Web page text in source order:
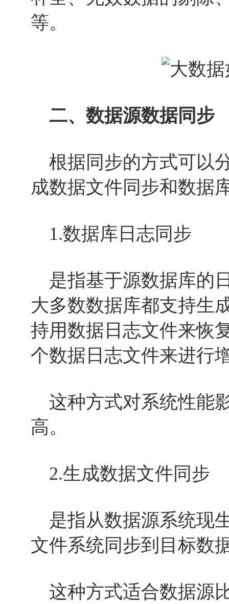
等。
二、数据源数据同步
根据同步的方式可以
成数据文件同步和数据
1.数据库日志同步
是指基于源数据库的
大多数数据库都支持生
持用数据日志文件来恢
个数据日志文件来进行
这种方式对系统性能
高。
2.生成数据文件同步
是指从数据源系统现
文件系统同步到目标数
这种方式适合数据源